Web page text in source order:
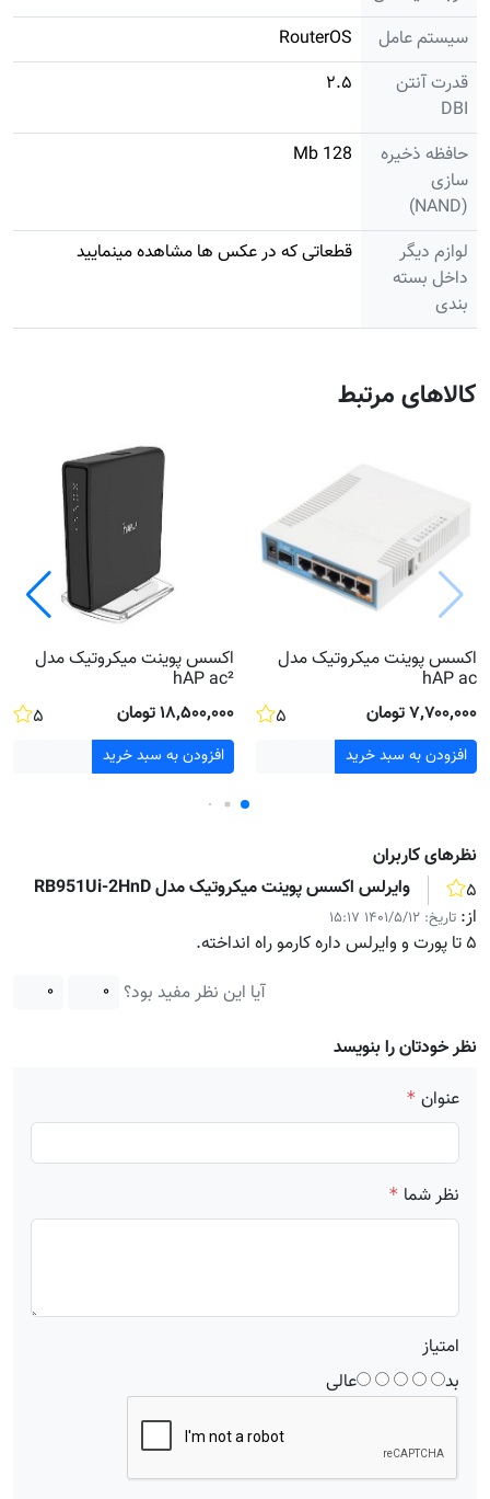
سیستم عامل
RouterOS
قدرت آنتن
DBI
۲.۵
حافظه ذخیره
سازی
(NAND)
128 Mb
لوازم دیگر
داخل بسته
بندی
قطعاتی که در عکس ها مشاهده مینمایید
کالاهای مرتبط
اکسس پوینت میکروتیک مدل
hAP ac
۵
۷٬۷۰۰٬۰۰۰ تومان
افزودن به سبد خرید
اکسس پوینت میکروتیک مدل
hAP ac²
۵
۱۸٬۵۰۰٬۰۰۰ تومان
افزودن به سبد خرید
نظر‌های کاربران
۵
وایرلس اکسس پوینت میکروتیک مدل RB951Ui-2HnD
از: تاریخ: ۱۴۰۱/۵/۱۲ ۱۵:۱۷
۵ تا پورت و وایرلس داره کارمو راه انداخته.
آیا این نظر مفید بود؟
۰ ۰
نظر خودتان را بنویسد
عنوان *
نظر شما *
امتیاز
بد
عالی